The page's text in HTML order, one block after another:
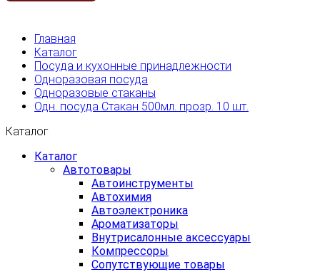
Главная
Каталог
Посуда и кухонные принадлежности
Одноразовая посуда
Одноразовые стаканы
Одн. посуда Стакан 500мл. прозр. 10 шт.
Каталог
Каталог
Автотовары
Автоинструменты
Автохимия
Автоэлектроника
Ароматизаторы
Внутрисалонные аксессуары
Компрессоры
Сопутствующие товары